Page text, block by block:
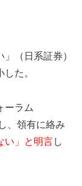
（日系証券）
た。
ーラム
、領有に絡み
い」と明言し